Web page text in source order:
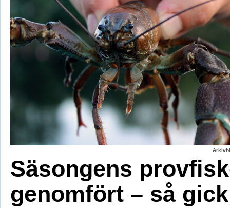
Säsongens
genomfört – så